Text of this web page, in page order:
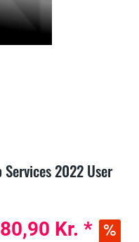
2022 User
Kr. *